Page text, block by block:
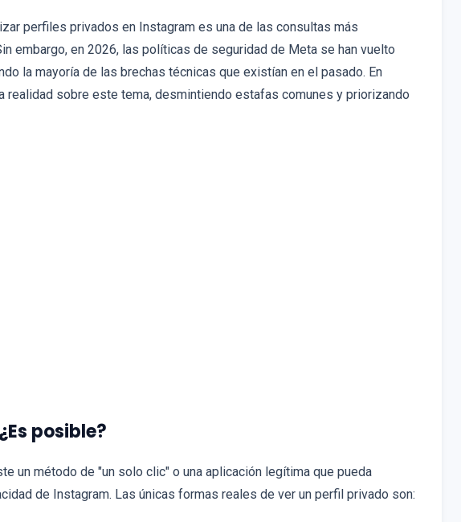
perfiles privados en Instagram es una de las consultas más
embargo, en 2026, las políticas de seguridad de Meta se han vuelto
la mayoría de las brechas técnicas que existían en el pasado. En
realidad sobre este tema, desmintiendo estafas comunes y priorizando
posible?
un método de "un solo clic" o una aplicación legítima que pueda
de Instagram. Las únicas formas reales de ver un perfil privado son: